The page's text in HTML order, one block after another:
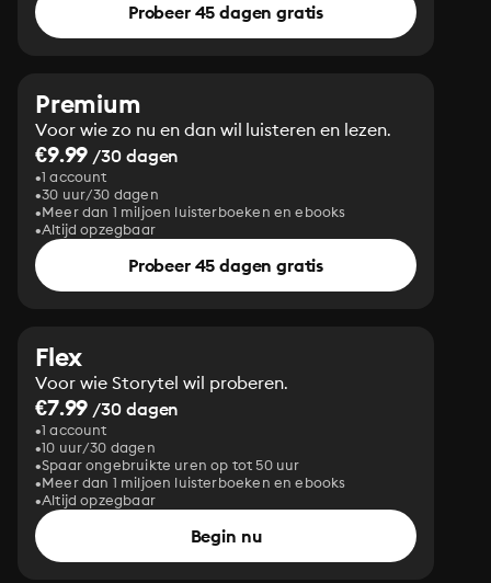
Probeer 45 dagen gratis
Premium
Voor wie zo nu en dan wil luisteren en lezen.
€9.99 /30 dagen
1 account
30 uur/30 dagen
Meer dan 1 miljoen luisterboeken en ebooks
Altijd opzegbaar
Probeer 45 dagen gratis
Flex
Voor wie Storytel wil proberen.
€7.99 /30 dagen
1 account
10 uur/30 dagen
Spaar ongebruikte uren op tot 50 uur
Meer dan 1 miljoen luisterboeken en ebooks
Altijd opzegbaar
Begin nu